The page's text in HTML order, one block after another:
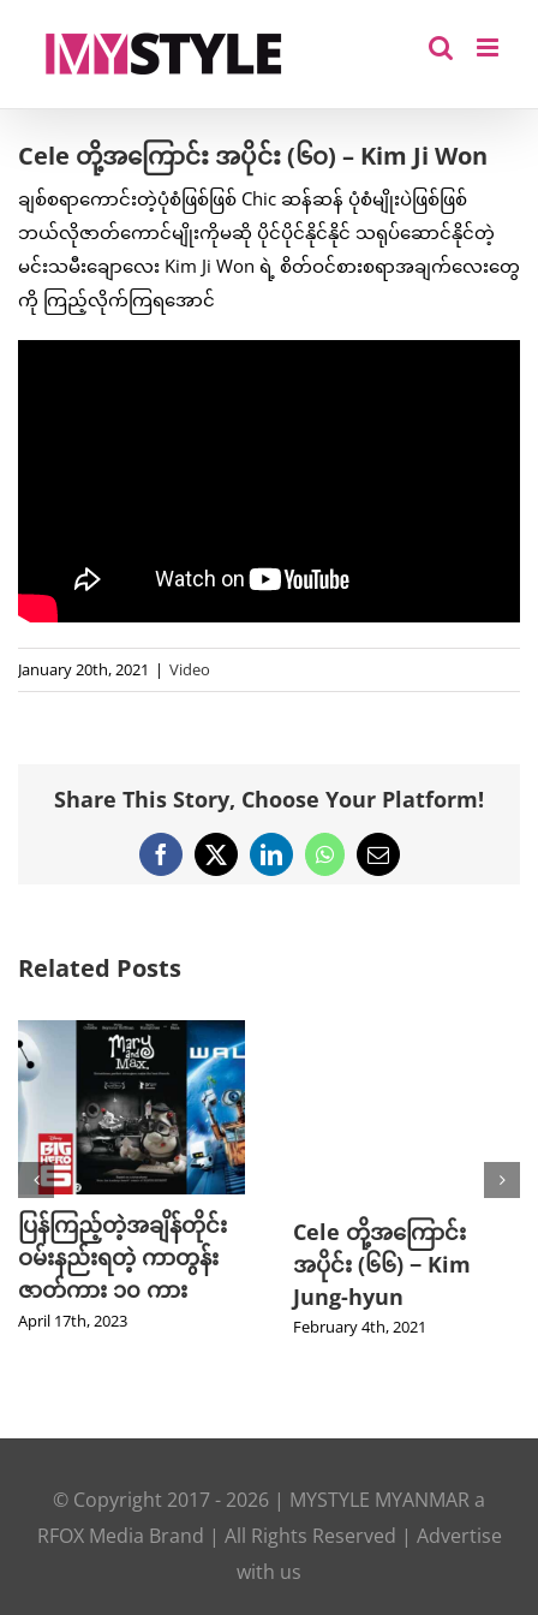
Cele တို့အကြောင်း အပိုင်း (၆၀) – Kim Ji Won
ချစ်စရာကောင်းတဲ့ပုံစံဖြစ်ဖြစ် Chic ဆန်ဆန် ပုံစံမျိုးပဲဖြစ်ဖြစ်
ဘယ်လိုဇာတ်ကောင်မျိုးကိုမဆို ပိုင်ပိုင်နိုင်နိုင် သရုပ်ဆောင်နိုင်တဲ့
မင်းသမီးချောလေး Kim Ji Won ရဲ့ စိတ်ဝင်စားစရာအချက်လေးတွေ
ကို ကြည့်လိုက်ကြရအောင်
January 20th, 2021 | Video
Share This Story, Choose Your Platform!
Facebook
X LinkedInWhatsApp
Email
Related Posts
ပြန်ကြည့်တဲ့အချိန်တိုင်း
ဝမ်းနည်းရတဲ့ ကာတွန်း
ဇာတ်ကား ၁၀ ကား
April 17th, 2023
Cele တို့အကြောင်း
အပိုင်း (၆၆) − Kim
Jung-hyun
February 4th, 2021
© Copyright 2017 - 2026 | MYSTYLE MYANMAR a
RFOX Media Brand | All Rights Reserved | Advertise
with us